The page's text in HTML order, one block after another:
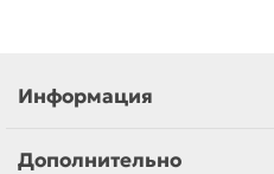
Информация
Дополнительно